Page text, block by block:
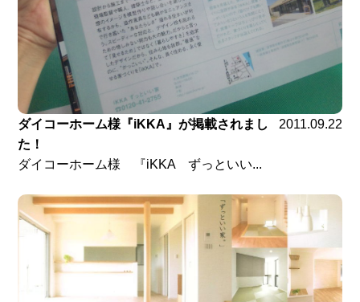
ダイコーホーム様『iKKA』が掲載されまし
た！
2011.09.22
ダイコーホーム様 『iKKA ずっといい...